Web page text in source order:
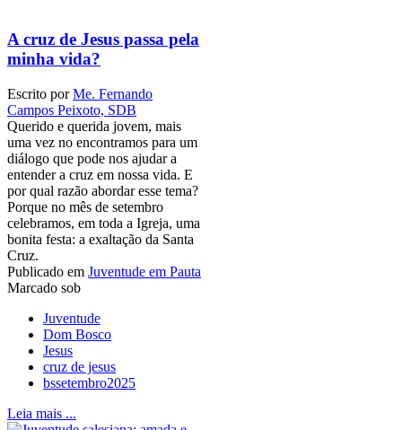
A cruz de Jesus passa pela
minha vida?
Escrito porMe. Fernando
Campos Peixoto, SDB
Querido e querida jovem, mais
uma vez no encontramos para um
diálogo que pode nos ajudar a
entender a cruz em nossa vida. E
por qual razão abordar esse tema?
Porque no mês de setembro
celebramos, em toda a Igreja, uma
bonita festa: a exaltação da Santa
Cruz.
Publicado em Juventude em Pauta
Marcado sob
Juventude
Dom Bosco
Jesus
cruz de jesus
bssetembro2025
Leia mais ...